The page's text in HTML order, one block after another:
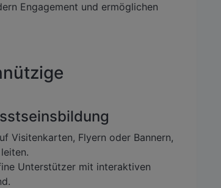
Engagement und ermöglichen
Visitenkarten, Flyern oder Bannern,
Unterstützer mit interaktiven